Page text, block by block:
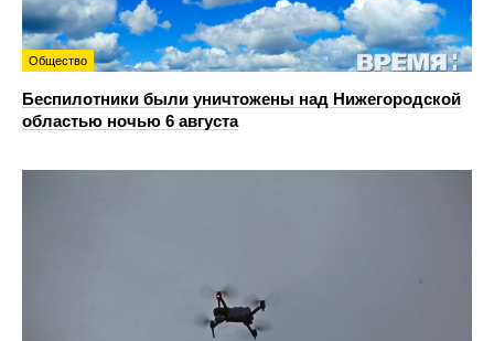
Общество
Беспилотники были уничтожены над Нижегородской
областью ночью 6 августа